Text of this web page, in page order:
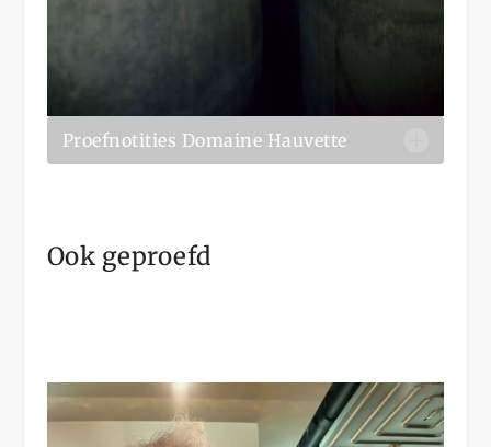
Proefnotities Domaine Hauvette
Ook geproefd